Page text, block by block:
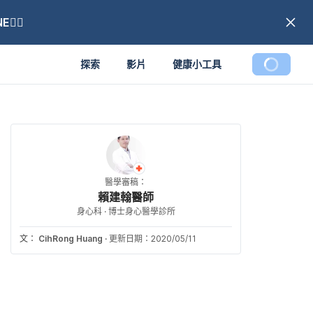
探索 影片 健康小工具
醫學審稿：
賴建翰醫師
身心科 · 博士身心醫學診所
文： CihRong Huang · 更新日期：2020/05/11